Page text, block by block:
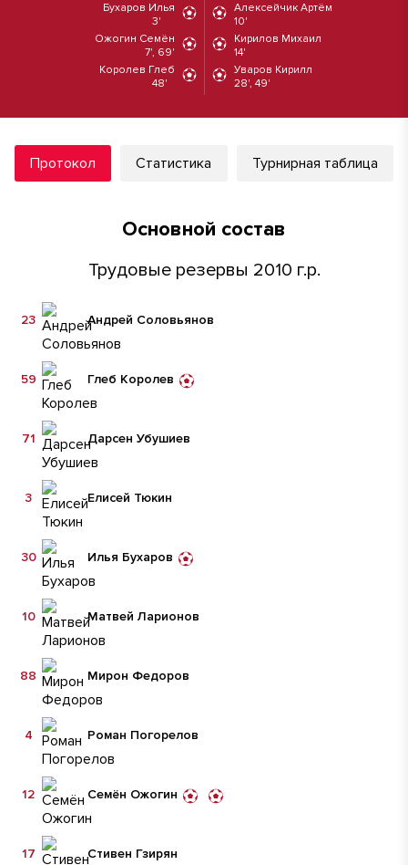
Бухаров Илья
3'
Ожогин Семён
7', 69'
Королев Глеб
48'
Алексейчик Артём
10'
Кирилов Михаил
14'
Уваров Кирилл
28', 49'
Протокол Статистика Турнирная таблица
Основной состав
Трудовые резервы 2010 г.р.
Андрей Соловьянов
23
Глеб Королев
59
Дарсен Убушиев
71
Елисей Тюкин
3
Илья Бухаров
30
Матвей Ларионов
10
Мирон Федоров
88
Роман Погорелов
4
Семён Ожогин
12
Стивен Гзирян
17